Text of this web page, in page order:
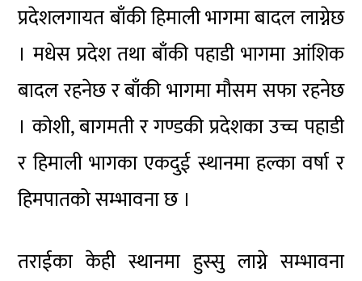
प्रदेशलगायत बाँकी हिमाली भागमा बादल लाग्नेछ
। मधेस प्रदेश तथा बाँकी पहाडी भागमा आंशिक
बादल रहनेछ र बाँकी भागमा मौसम सफा रहनेछ
। कोशी, बागमती र गण्डकी प्रदेशका उच्च पहाडी
र हिमाली भागका एकदुई स्थानमा हल्का वर्षा र
हिमपातको सम्भावना छ ।
तराईका केही स्थानमा हुस्सु लाग्ने सम्भावना